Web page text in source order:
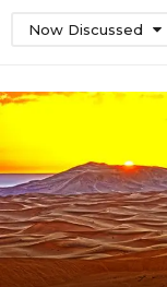
Now Discussed